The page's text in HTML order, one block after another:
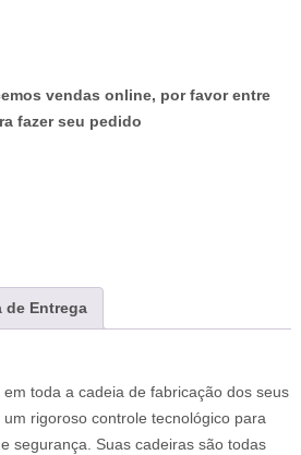
vendas online, por favor entre
fazer seu pedido
de Entrega
toda a cadeia de fabricação dos seus
rigoroso controle tecnológico para
segurança. Suas cadeiras são todas